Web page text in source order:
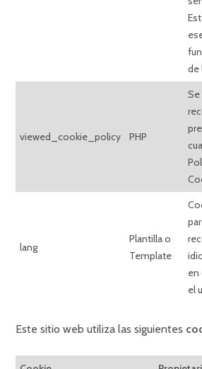
de
viewed_cookie_policy PHP
Se
lang
Plantilla o
Template
en
el
Este sitio web utiliza las siguientes